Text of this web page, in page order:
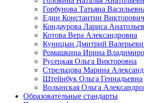
Горбунова Татьяна
Един Константин Викторович
Кондаурова Лариса
Котова Вера Александровна
Куницын Дмитрий
Ромашкина Ирина
Русецкая Ольга Викторовна
Стрельцова Марина
Штейнбук Ольга Геннадьевна
Волынская Ольга
Образовательные стандарты